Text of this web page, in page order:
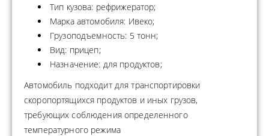
Тип кузова: рефрижератор;
Марка автомобиля: Ивеко;
Грузоподъемность: 5 тонн;
Вид: прицеп;
Назначение: для продуктов;
Автомобиль подходит для транспортировки
скоропортящихся продуктов и иных грузов,
требующих соблюдения определенного
температурного режима